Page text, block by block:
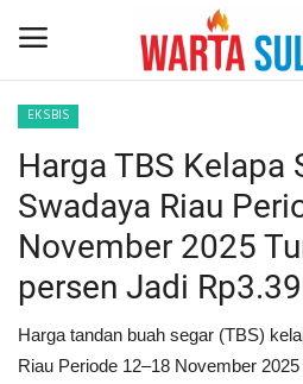
Home
NEWS
JAZIRAH RIAU
POLITIK
EKSBIS
Harga TBS Kelapa
Swadaya Riau
November 2025
persen Jadi
Harga tandan buah segar (TBS)
Riau Periode 12–18 November